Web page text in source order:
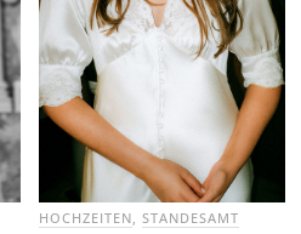
HOCHZEITEN STANDESAMT